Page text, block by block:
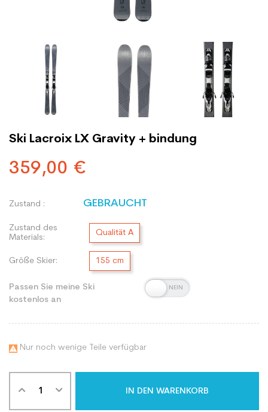
Ski Lacroix LX Gravity + bindung
359,00 €
Zustand : GEBRAUCHT
Zustand des
Materials:
Qualität A
Größe Skier: 155 cm
Passen Sie meine Ski
kostenlos an
 Nur noch wenige Teile verfügbar
IN DEN WARENKORB